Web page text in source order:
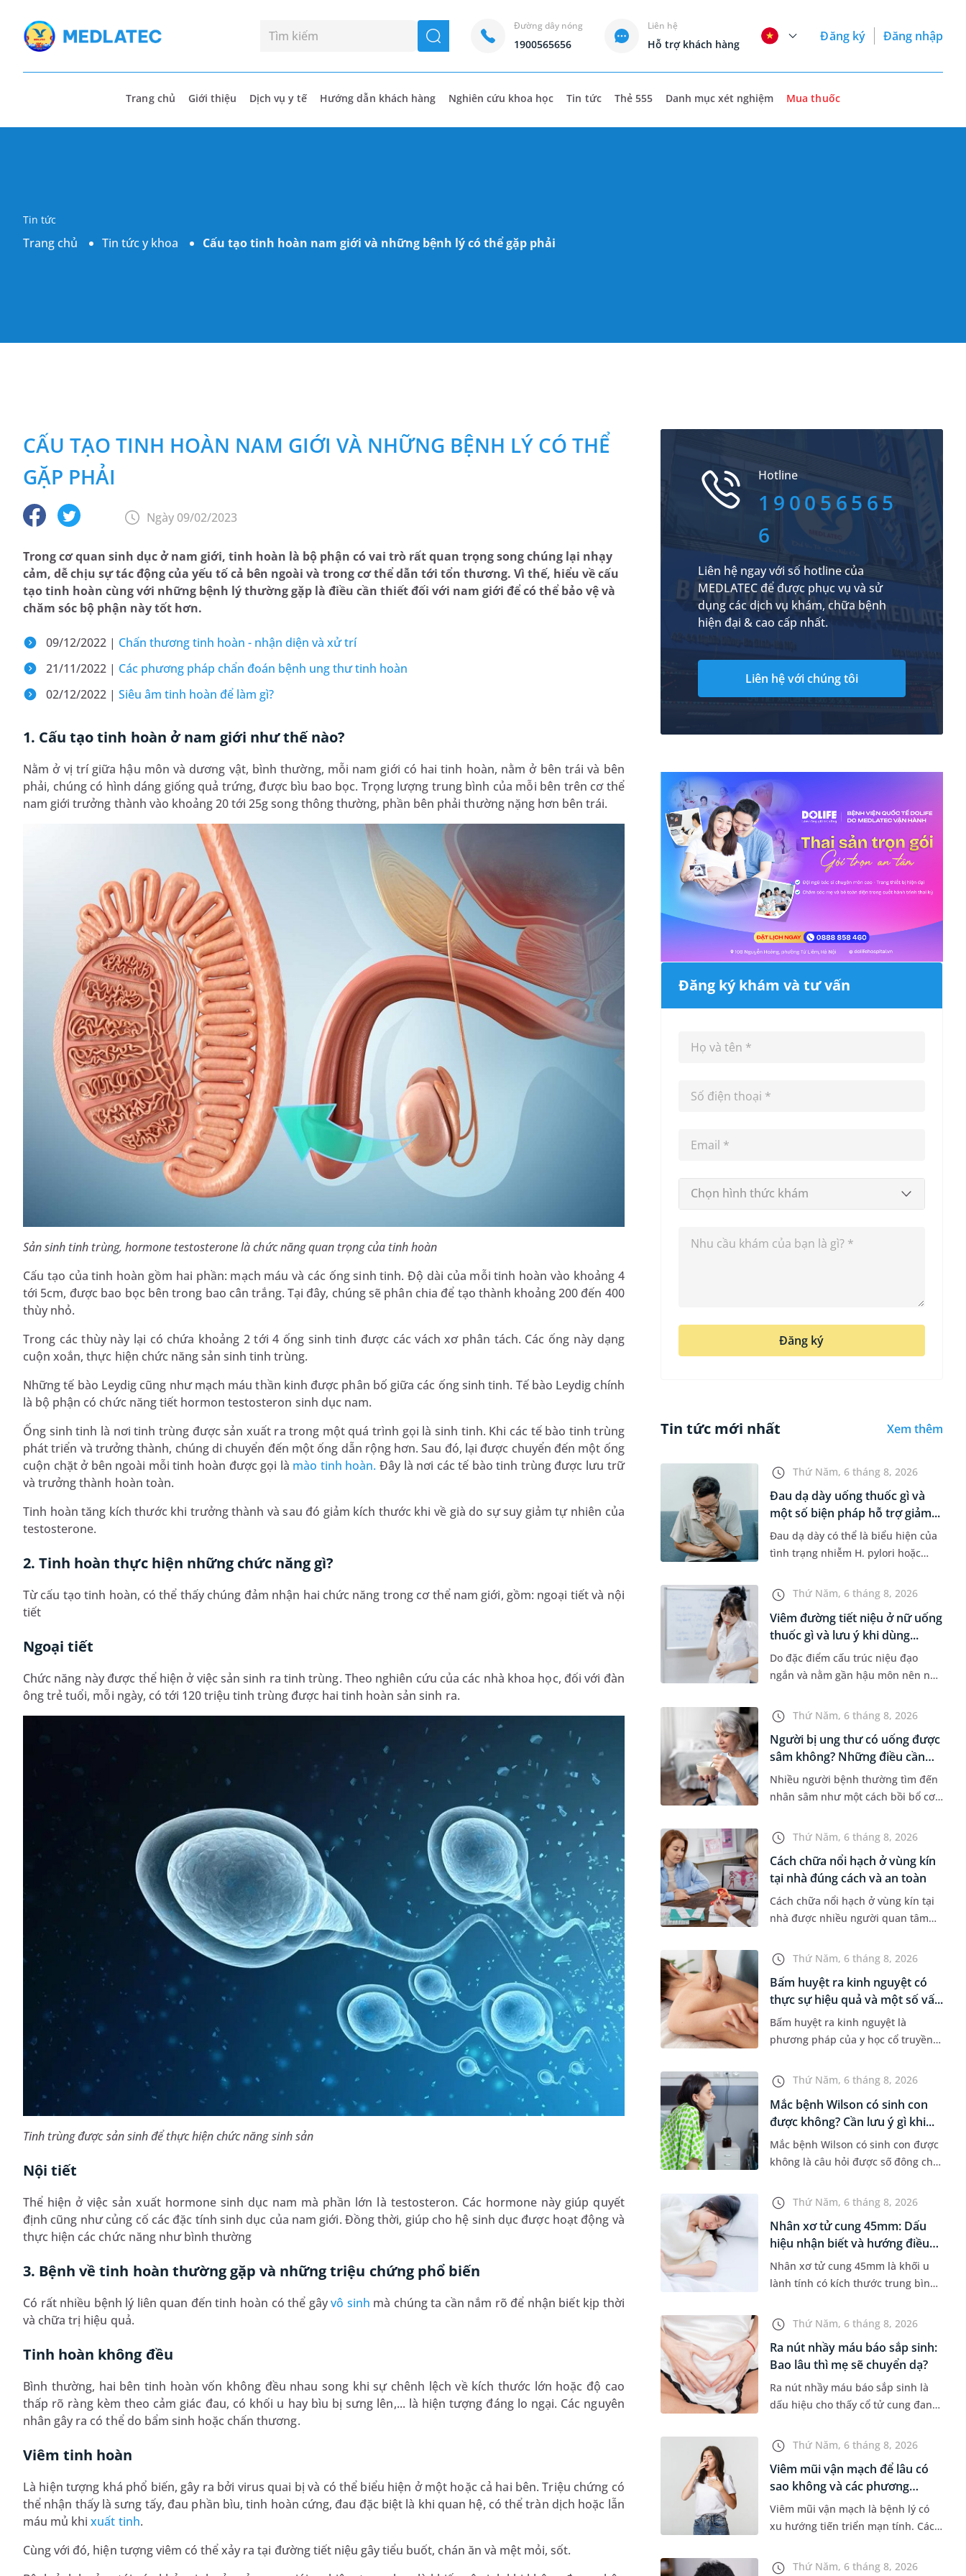
seach
Đường dây nóng
1900565656
Liên hệ
Hỗ trợ khách hàng
Đăng ký Đăng nhập
Trang chủ Giới thiệu Dịch vụ y tế Hướng dẫn khách hàng Nghiên cứu khoa học Tin tức Thẻ 555 Danh mục xét nghiệm Mua thuốc
Tin tức
Trang chủ Tin tức y khoa Cấu tạo tinh hoàn nam giới và những bệnh lý có thể gặp phải
CẤU TẠO TINH HOÀN NAM GIỚI VÀ NHỮNG BỆNH LÝ CÓ THỂ
GẶP PHẢI
Ngày 09/02/2023
Trong cơ quan sinh dục ở nam giới, tinh hoàn là bộ phận có vai trò rất quan trọng song chúng lại nhạy
cảm, dễ chịu sự tác động của yếu tố cả bên ngoài và trong cơ thể dẫn tới tổn thương. Vì thế, hiểu về cấu
tạo tinh hoàn cùng với những bệnh lý thường gặp là điều cần thiết đối với nam giới để có thể bảo vệ và
chăm sóc bộ phận này tốt hơn.
09/12/2022 | Chấn thương tinh hoàn - nhận diện và xử trí
21/11/2022 | Các phương pháp chẩn đoán bệnh ung thư tinh hoàn
02/12/2022 | Siêu âm tinh hoàn để làm gì?
1. Cấu tạo tinh hoàn ở nam giới như thế nào?
Nằm ở vị trí giữa hậu môn và dương vật, bình thường, mỗi nam giới có hai tinh hoàn, nằm ở bên trái và bên
phải, chúng có hình dáng giống quả trứng, được bìu bao bọc. Trọng lượng trung bình của mỗi bên trên cơ thể
nam giới trưởng thành vào khoảng 20 tới 25g song thông thường, phần bên phải thường nặng hơn bên trái.
Sản sinh tinh trùng, hormone testosterone là chức năng quan trọng của tinh hoàn
Cấu tạo của tinh hoàn gồm hai phần: mạch máu và các ống sinh tinh. Độ dài của mỗi tinh hoàn vào khoảng 4
tới 5cm, được bao bọc bên trong bao cân trắng. Tại đây, chúng sẽ phân chia để tạo thành khoảng 200 đến 400
thùy nhỏ.
Trong các thùy này lại có chứa khoảng 2 tới 4 ống sinh tinh được các vách xơ phân tách. Các ống này dạng
cuộn xoắn, thực hiện chức năng sản sinh tinh trùng.
Những tế bào Leydig cũng như mạch máu thần kinh được phân bố giữa các ống sinh tinh. Tế bào Leydig chính
là bộ phận có chức năng tiết hormon testosteron sinh dục nam.
Ống sinh tinh là nơi tinh trùng được sản xuất ra trong một quá trình gọi là sinh tinh. Khi các tế bào tinh trùng
phát triển và trưởng thành, chúng di chuyển đến một ống dẫn rộng hơn. Sau đó, lại được chuyển đến một ống
cuộn chặt ở bên ngoài mỗi tinh hoàn được gọi là mào tinh hoàn. Đây là nơi các tế bào tinh trùng được lưu trữ
và trưởng thành hoàn toàn.
Tinh hoàn tăng kích thước khi trưởng thành và sau đó giảm kích thước khi về già do sự suy giảm tự nhiên của
testosterone.
2. Tinh hoàn thực hiện những chức năng gì?
Từ cấu tạo tinh hoàn, có thể thấy chúng đảm nhận hai chức năng trong cơ thể nam giới, gồm: ngoại tiết và nội
tiết
Ngoại tiết
Chức năng này được thể hiện ở việc sản sinh ra tinh trùng. Theo nghiên cứu của các nhà khoa học, đối với đàn
ông trẻ tuổi, mỗi ngày, có tới 120 triệu tinh trùng được hai tinh hoàn sản sinh ra.
Tinh trùng được sản sinh để thực hiện chức năng sinh sản
Nội tiết
Thể hiện ở việc sản xuất hormone sinh dục nam mà phần lớn là testosteron. Các hormone này giúp quyết
định cũng như củng cố các đặc tính sinh dục của nam giới. Đồng thời, giúp cho hệ sinh dục được hoạt động và
thực hiện các chức năng như bình thường
3. Bệnh về tinh hoàn thường gặp và những triệu chứng phổ biến
Có rất nhiều bệnh lý liên quan đến tinh hoàn có thể gâyvô sinh mà chúng ta cần nắm rõ để nhận biết kịp thời
và chữa trị hiệu quả.
Tinh hoàn không đều
Bình thường, hai bên tinh hoàn vốn không đều nhau song khi sự chênh lệch về kích thước lớn hoặc độ cao
thấp rõ ràng kèm theo cảm giác đau, có khối u hay bìu bị sưng lên,... là hiện tượng đáng lo ngại. Các nguyên
nhân gây ra có thể do bẩm sinh hoặc chấn thương.
Viêm tinh hoàn
Là hiện tượng khá phổ biến, gây ra bởi virus quai bị và có thể biểu hiện ở một hoặc cả hai bên. Triệu chứng có
thể nhận thấy là sưng tấy, đau phần bìu, tinh hoàn cứng, đau đặc biệt là khi quan hệ, có thể tràn dịch hoặc lẫn
máu mủ khixuất tinh.
Cùng với đó, hiện tượng viêm có thể xảy ra tại đường tiết niệu gây tiểu buốt, chán ăn và mệt mỏi, sốt.
Hotline
190056565
6
Liên hệ ngay với số hotline của
MEDLATEC để được phục vụ và sử
dụng các dịch vụ khám, chữa bệnh
hiện đại & cao cấp nhất.
Liên hệ với chúng tôi
Đăng ký khám và tư vấn
Chọn hình thức khám
Đăng ký
Tin tức mới nhất Xem thêm
Thứ Năm, 6 tháng 8, 2026
Đau dạ dày uống thuốc gì và
một số biện pháp hỗ trợ giảm...
Đau dạ dày có thể là biểu hiện của
tình trạng nhiễm H. pylori hoặc
Dựa theo nguyên nhân cụ thể, bác
sĩ sẽ cân nhắc chỉ định p...
Thứ Năm, 6 tháng 8, 2026
Viêm đường tiết niệu ở nữ uống
thuốc gì và lưu ý khi dùng...
Do đặc điểm cấu trúc niệu đạo
ngắn và nằm gần hậu môn nên nữ
niệu hơn nam giới. Tùy theo
nguyên nhân, mức độ nhiễm trùng
và...
Thứ Năm, 6 tháng 8, 2026
Người bị ung thư có uống được
sâm không? Những điều cần
b...
Nhiều người bệnh thường tìm đến
nhân sâm như một cách bồi bổ cơ
thư. Tuy nhiên, câu hỏi người bị
ung thư có uống được sâm kh...
Thứ Năm, 6 tháng 8, 2026
Cách chữa nổi hạch ở vùng kín
tại nhà đúng cách và an toàn
Cách chữa nổi hạch ở vùng kín tại
nhà được nhiều người quan tâm
bẹn hoặc cơ quan sinh dục. Nếu
hạch mới xuất hiện, kích th...
Thứ Năm, 6 tháng 8, 2026
Bấm huyệt ra kinh nguyệt có
thực sự hiệu quả và một số vấ...
Bấm huyệt ra kinh nguyệt là
phương pháp của y học cổ truyền
gặp tình trạng chậm kinh hoặc kinh
nguyệt không đều. Vậy phương
ph...
Thứ Năm, 6 tháng 8, 2026
Mắc bệnh Wilson có sinh con
được không? Cần lưu ý gì khi...
Mắc bệnh Wilson có sinh con được
không là câu hỏi được số đông chị
tâm. Trên thực tế, người mắc bệnh
Wilson vẫn có thể mang th...
Thứ Năm, 6 tháng 8, 2026
Nhân xơ tử cung 45mm: Dấu
hiệu nhận biết và hướng điều
tr...
Nhân xơ tử cung 45mm là khối u
lành tính có kích thước trung bình,
sinh sản. Mặc dù không phải
trường hợp nào cũng xuất hiệ...
Thứ Năm, 6 tháng 8, 2026
Ra nút nhầy máu báo sắp sinh:
Bao lâu thì mẹ sẽ chuyển dạ?
Ra nút nhầy máu báo sắp sinh là
dấu hiệu cho thấy cổ tử cung đang
trình sinh nở. Thế nhưng, khoảng
thời gian từ lúc xuất hiện nút...
Thứ Năm, 6 tháng 8, 2026
Viêm mũi vận mạch để lâu có
sao không và các phương
pháp...
Viêm mũi vận mạch là bệnh lý có
xu hướng tiến triển mạn tính. Các
nước mũi thường xuyên khiến
Thứ Năm, 6 tháng 8, 2026